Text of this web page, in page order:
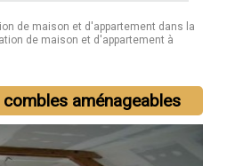
de maison et d'appartement dans la
de maison et d'appartement à
aménageables